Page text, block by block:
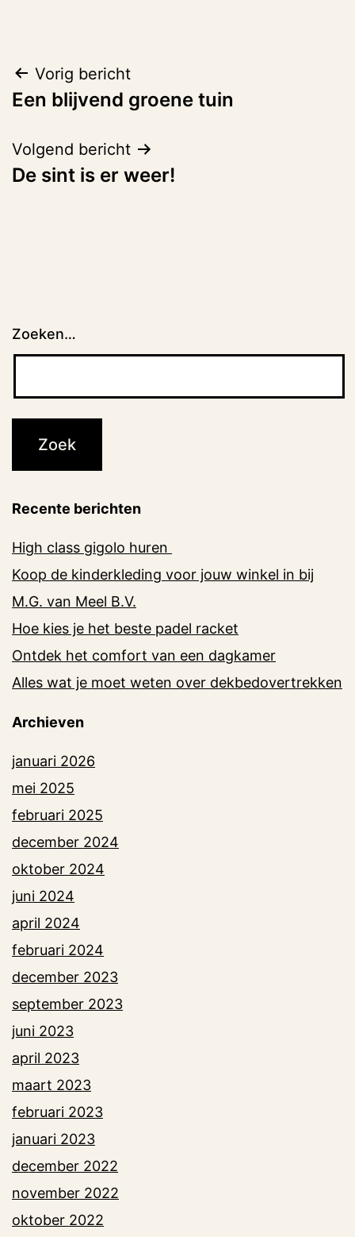
Bericht
navigatie
Vorig bericht
Een blijvend groene tuin
Volgend bericht
De sint is er weer!
Zoeken…
Recente berichten
High class gigolo huren
Koop de kinderkleding voor jouw winkel in bij
M.G. van Meel B.V.
Hoe kies je het beste padel racket
Ontdek het comfort van een dagkamer
Alles wat je moet weten over dekbedovertrekken
Archieven
januari 2026
mei 2025
februari 2025
december 2024
oktober 2024
juni 2024
april 2024
februari 2024
december 2023
september 2023
juni 2023
april 2023
maart 2023
februari 2023
januari 2023
december 2022
november 2022
oktober 2022